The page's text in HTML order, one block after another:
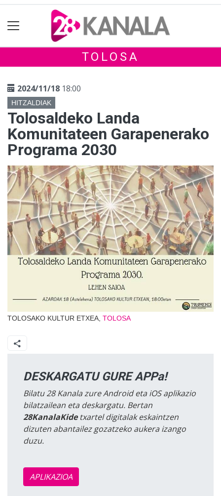
TOLOSA
2024/11/18 18:00
HITZALDIAK
Tolosaldeko Landa
Komunitateen Garapenerako
Programa 2030
TOLOSAKO KULTUR ETXEA, TOLOSA
DESKARGATU GURE APPa!
Bilatu 28 Kanala zure Android eta iOS aplikazio
bilatzailean eta deskargatu. Bertan
28KanalaKidetxartel digitalak eskaintzen
dizuten abantailez gozatzeko aukera izango
duzu.
APLIKAZIOA